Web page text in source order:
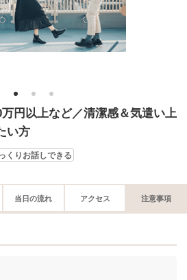
1 2 3
円以上など／清潔感＆気遣い上
い方
くりお話しできる
当日の流れ アクセス 注意事項